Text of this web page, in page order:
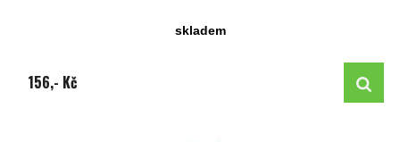
skladem
156,- Kč